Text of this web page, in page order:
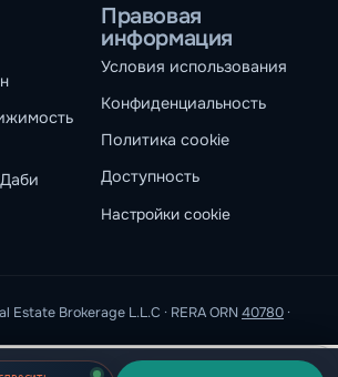
Правовая
информация
Условия использования
Конфиденциальность
Политика cookie
Доступность
Настройки cookie
Brokerage L.L.C · RERA ORN40780 ·